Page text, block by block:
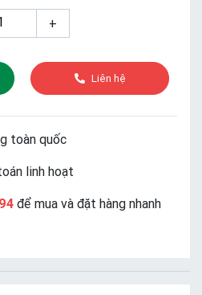
+
Liên hệ
toàn quốc
linh hoạt
để mua và đặt hàng nhanh